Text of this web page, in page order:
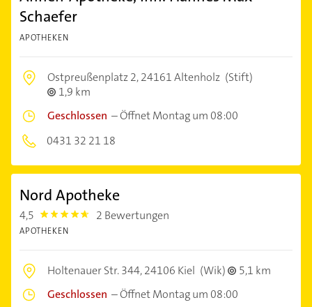
Schaefer
APOTHEKEN
Ostpreußenplatz 2,24161 Altenholz (Stift)
1,9 km
Geschlossen –Öffnet Montag um 08:00
0431 32 21 18
Nord Apotheke
4,5 4.5 2 Bewertungen
APOTHEKEN
Holtenauer Str. 344,24106 Kiel (Wik)
5,1 km
Geschlossen –Öffnet Montag um 08:00